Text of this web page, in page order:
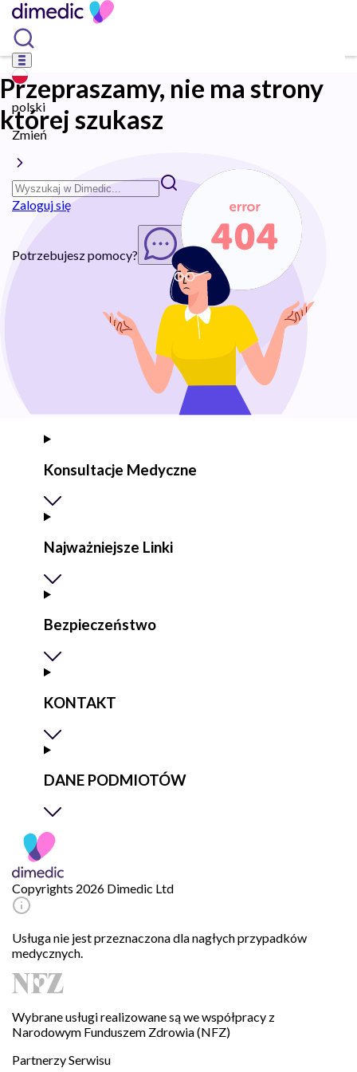
polski
Zmień
Zaloguj się
Potrzebujesz pomocy? Rozpocznij chat
Przepraszamy, nie ma strony
której szukasz
Konsultacje Medyczne
Najważniejsze Linki
Bezpieczeństwo
KONTAKT
DANE PODMIOTÓW
Copyrights 2026 Dimedic Ltd
Usługa nie jest przeznaczona dla nagłych przypadków
medycznych.
Wybrane usługi realizowane są we współpracy z
Narodowym Funduszem Zdrowia (NFZ)
Partnerzy Serwisu